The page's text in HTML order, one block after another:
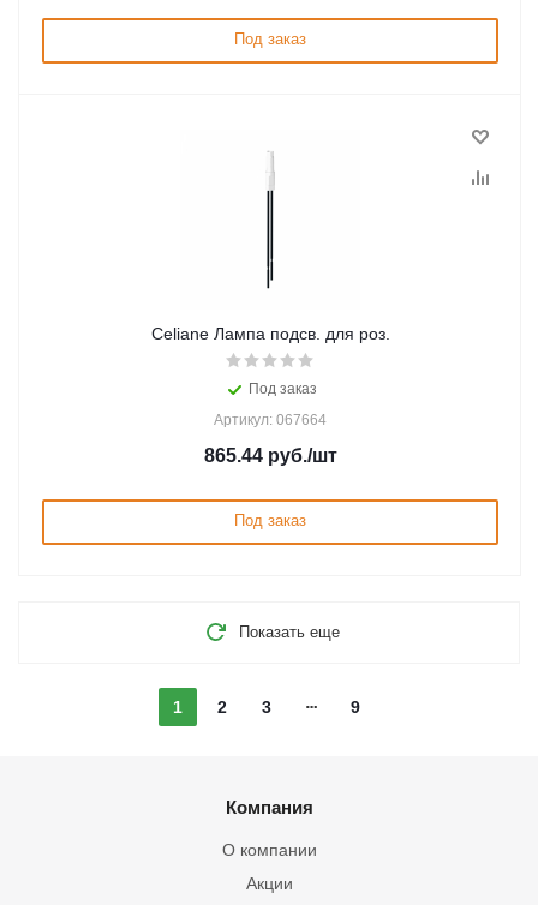
Под заказ
Celiane Лампа подсв. для роз.
Под заказ
Артикул: 067664
865.44руб./шт
Под заказ
Показать еще
1 2 3 9
Компания
О компании
Акции